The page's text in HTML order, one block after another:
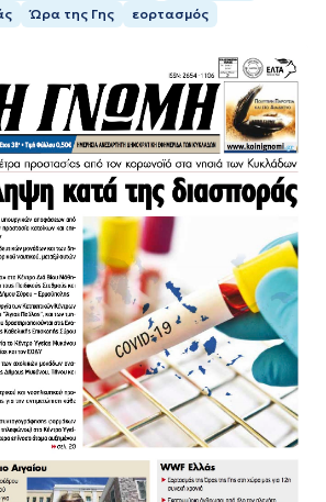
Ώρα της Γης εορτασμός